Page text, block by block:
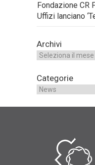
Fondazione CR
Uffizi lanciano
Archivi
Categorie